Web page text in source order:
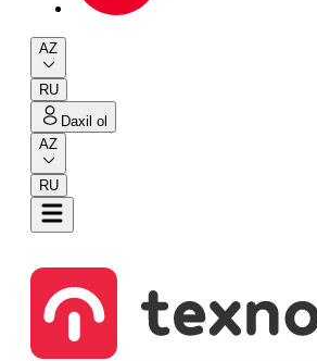
AZ
RU
Daxil ol
AZ
RU